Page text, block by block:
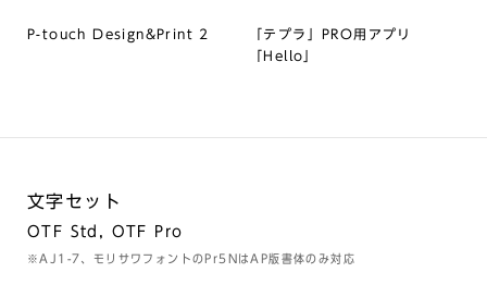
P-touch Design&Print 2
「テプラ」PRO用アプリ
「Hello」
文字セット
OTF Std, OTF Pro
※AJ1-7、モリサワフォントのPr5NはAP版書体のみ対応